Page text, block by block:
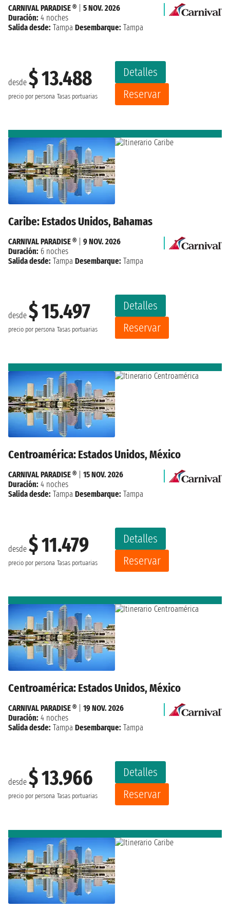
desde $ 13.488
precio por persona Tasas portuarias
Detalles
Reservar
CARNIVAL PARADISE ®
5 NOV. 2026
Duración: 4 noches
Salida desde: Tampa Desembarque: Tampa
Caribe: Estados Unidos, Bahamas
desde $ 15.497
precio por persona Tasas portuarias
Detalles
Reservar
CARNIVAL PARADISE ®
9 NOV. 2026
Duración: 6 noches
Salida desde: Tampa Desembarque: Tampa
Centroamérica: Estados Unidos, México
desde $ 11.479
precio por persona Tasas portuarias
Detalles
Reservar
CARNIVAL PARADISE ®
15 NOV. 2026
Duración: 4 noches
Salida desde: Tampa Desembarque: Tampa
Centroamérica: Estados Unidos, México
desde $ 13.966
precio por persona Tasas portuarias
Detalles
Reservar
CARNIVAL PARADISE ®
19 NOV. 2026
Duración: 4 noches
Salida desde: Tampa Desembarque: Tampa